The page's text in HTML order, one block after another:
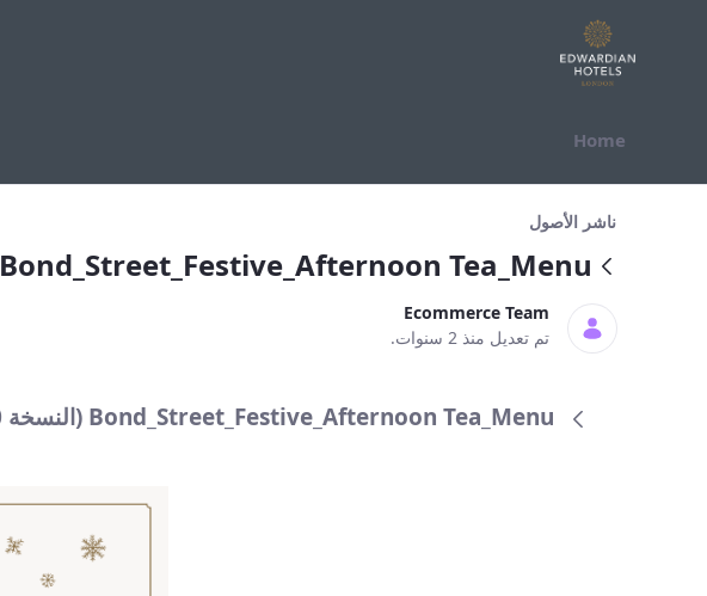
التخطي للمحتوى
Home
ناشر الأصول
Bond_Street_Festive_Afternoon Tea_Menu
Ecommerce Team
تم تعديل منذ 2 سنوات.
Bond_Street_Festive_Afternoon Tea_Menu (النسخة 1.0)